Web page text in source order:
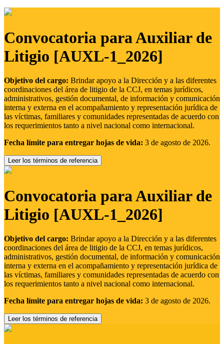
Convocatoria para Auxiliar de
Litigio [AUXL-1_2026]
Objetivo del cargo: Brindar apoyo a la Dirección y a las diferentes
coordinaciones del área de litigio de la CCJ, en temas jurídicos,
administrativos, gestión documental, de información y comunicación
interna y externa en el acompañamiento y representación jurídica de
las víctimas, familiares y comunidades representadas de acuerdo con
los requerimientos tanto a nivel nacional como internacional.
Fecha límite para entregar hojas de vida: 3 de agosto de 2026.
Leer los términos de referencia
Convocatoria para Auxiliar de
Litigio [AUXL-1_2026]
Objetivo del cargo: Brindar apoyo a la Dirección y a las diferentes
coordinaciones del área de litigio de la CCJ, en temas jurídicos,
administrativos, gestión documental, de información y comunicación
interna y externa en el acompañamiento y representación jurídica de
las víctimas, familiares y comunidades representadas de acuerdo con
los requerimientos tanto a nivel nacional como internacional.
Fecha límite para entregar hojas de vida: 3 de agosto de 2026.
Leer los términos de referencia